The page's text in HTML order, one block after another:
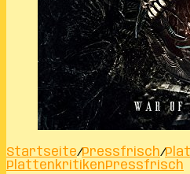
Startseite/Pressfrisch/
PlattenkritikenPressfrisch